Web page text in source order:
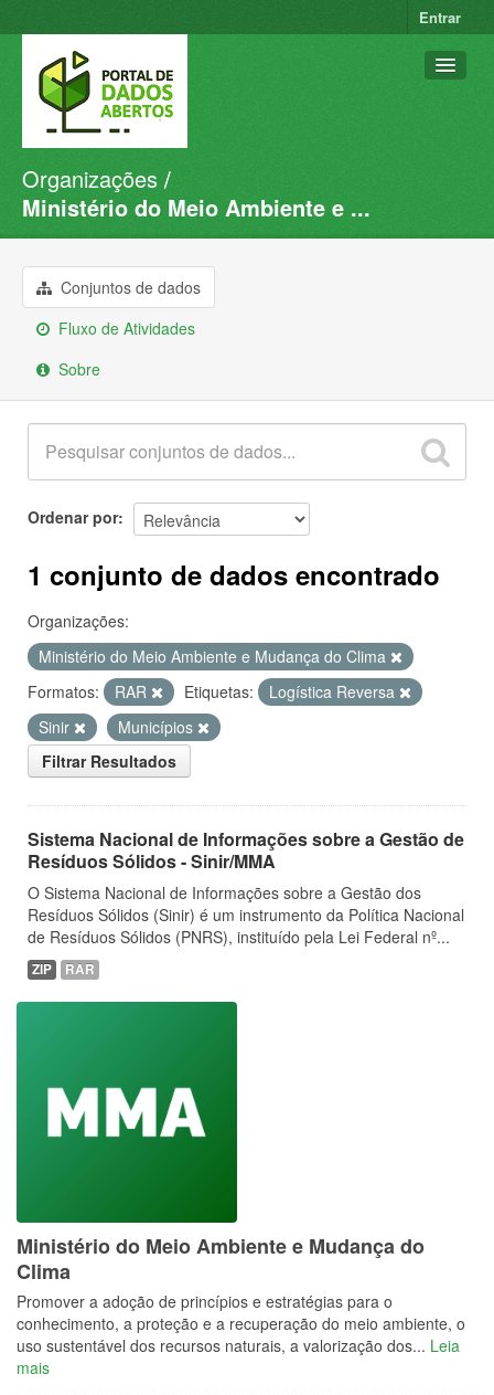
Entrar
Conjuntos de dados
Organizações
Sobre
Organizações
Ministério do Meio Ambiente e ...
Conjuntos de dados
Fluxo de Atividades
Sobre
Ordenar por
1 conjunto de dados encontrado
Organizações:
Ministério do Meio Ambiente e Mudança do Clima
Formatos:
RAR Etiquetas:
Logística Reversa
Sinir
Municípios
Filtrar Resultados
Sistema Nacional de Informações sobre a Gestão de
Resíduos Sólidos - Sinir/MMA
O Sistema Nacional de Informações sobre a Gestão dos
Resíduos Sólidos (Sinir) é um instrumento da Política Nacional
de Resíduos Sólidos (PNRS), instituído pela Lei Federal nº...
ZIP RAR
Ministério do Meio Ambiente e Mudança do
Clima
Promover a adoção de princípios e estratégias para o
conhecimento, a proteção e a recuperação do meio ambiente, o
uso sustentável dos recursos naturais, a valorização dos... Leia
mais